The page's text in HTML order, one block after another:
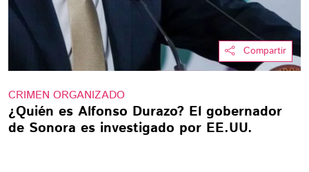
Compartir
CRIMEN ORGANIZADO
¿Quién es Alfonso Durazo? El gobernador
de Sonora es investigado por EE.UU.